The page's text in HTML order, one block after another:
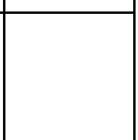
Длина - 90 см